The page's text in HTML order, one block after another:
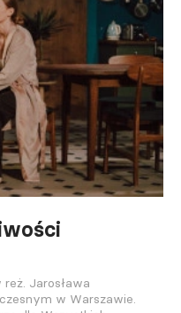
reż. Jarosława
w Warszawie.